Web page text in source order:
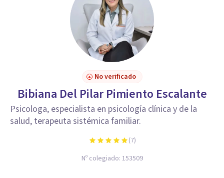
No verificado
Bibiana Del Pilar Pimiento Escalante
Psicologa, especialista en psicología clínica y de la
salud, terapeuta sistémica familiar.
(7)
Nº colegiado: 153509